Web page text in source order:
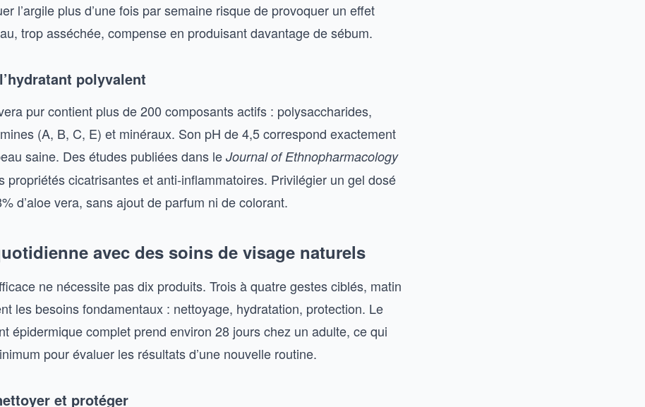
l’argile plus d’une fois par semaine risque de provoquer un effet
trop asséchée, compense en produisant davantage de sébum.
polyvalent
pur contient plus de 200 composants actifs : polysaccharides,
(A, B, C, E) et minéraux. Son pH de 4,5 correspond exactement
saine. Des études publiées dans leJournal of Ethnopharmacology
propriétés cicatrisantes et anti-inflammatoires. Privilégier un gel dosé
d’aloe vera, sans ajout de parfum ni de colorant.
avec des soins de visage naturels
ne nécessite pas dix produits. Trois à quatre gestes ciblés, matin
les besoins fondamentaux : nettoyage, hydratation, protection. Le
épidermique complet prend environ 28 jours chez un adulte, ce qui
pour évaluer les résultats d’une nouvelle routine.
et protéger